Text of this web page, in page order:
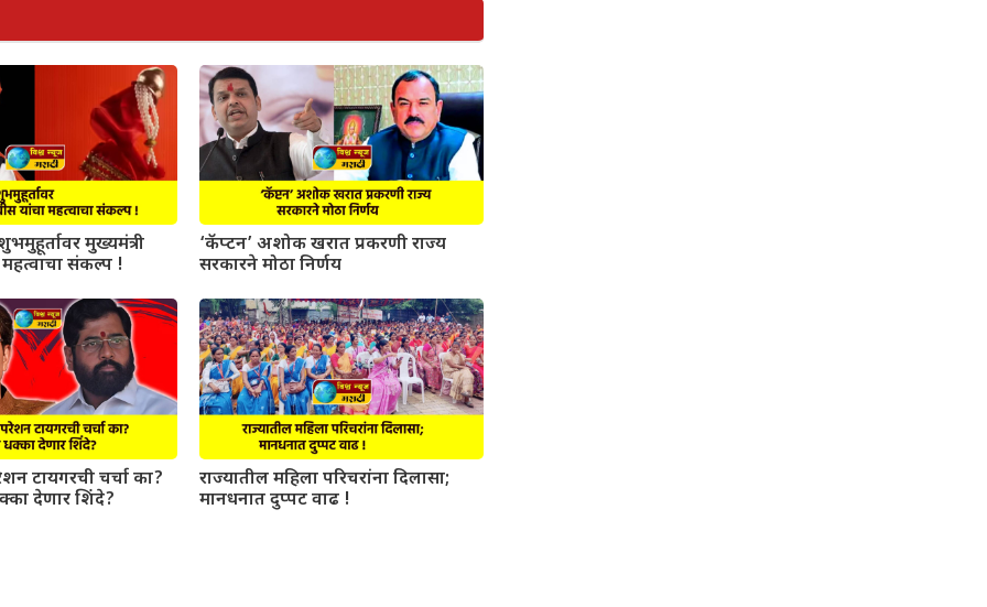
मुख्यमंत्री
संकल्प !
‘कॅप्टन’ अशोक खरात प्रकरणी राज्य
सरकारने मोठा निर्णय
टायगरची चर्चा का?
देणार शिंदे?
राज्यातील महिला परिचरांना दिलासा;
मानधनात दुप्पट वाढ !